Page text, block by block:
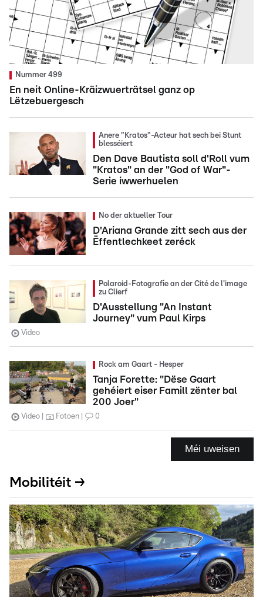
Nummer 499
En neit Online-Kräizwuerträtsel ganz op
Lëtzebuergesch
Anere "Kratos"-Acteur hat sech bei Stunt
blesséiert
Den Dave Bautista soll d'Roll vum
"Kratos" an der "God of War"-
Serie iwwerhuelen
No der aktueller Tour
D'Ariana Grande zitt sech aus der
Ëffentlechkeet zeréck
Polaroid-Fotografie an der Cité de l'image
zu Clierf
D'Ausstellung "An Instant
Journey" vum Paul Kirps
Video
Rock am Gaart - Hesper
Tanja Forette: "Dëse Gaart
gehéiert eiser Famill zënter bal
200 Joer"
Video Fotoen 0
Méi uweisen
Mobilitéit →